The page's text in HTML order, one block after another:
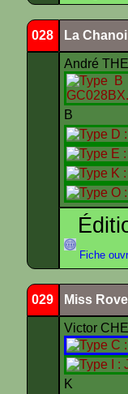
028 La
André
Fiche
029 Miss Rovel
Victor